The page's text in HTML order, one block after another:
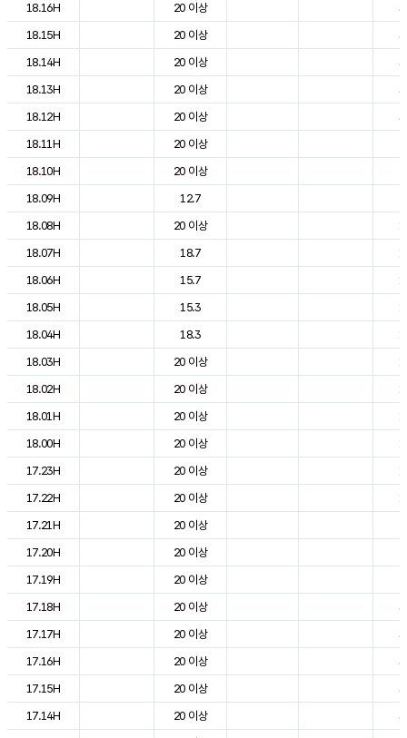
18.16H
20 이상
18.15H
20 이상
18.14H
20 이상
18.13H
20 이상
18.12H
20 이상
18.11H
20 이상
18.10H
20 이상
18.09H
12.7
18.08H
20 이상
18.07H
18.7
18.06H
15.7
18.05H
15.3
18.04H
18.3
18.03H
20 이상
18.02H
20 이상
18.01H
20 이상
18.00H
20 이상
17.23H
20 이상
17.22H
20 이상
17.21H
20 이상
17.20H
20 이상
17.19H
20 이상
17.18H
20 이상
17.17H
20 이상
17.16H
20 이상
17.15H
20 이상
17.14H
20 이상